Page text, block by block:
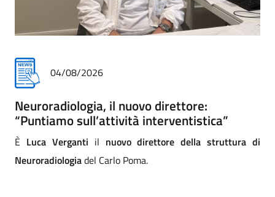
31/07/2026
Addio commosso all'infermiere Matteo
Paccini
Addio commosso di Asst a Matteo Paccini, infermiere
professionale della Cra (comunità riabilitativa ad alta